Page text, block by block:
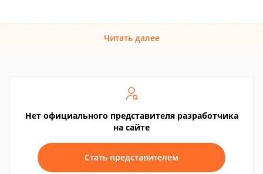
Читать далее
Нет официального представителя разработчика
на сайте
Стать представителем